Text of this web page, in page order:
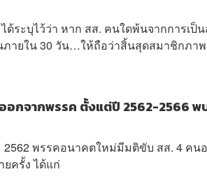
ระบุไว้ว่า หาก สส. คนใดพ้นจากการเ
ายใน 30 วัน…ให้ถือว่าสิ้นสุดสมาชิกภา
กจากพรรค ตั้งแต่ปี 2562-2566 พ
2562 พรรคอนาคตใหม่มีมติขับ สส. 4 ค
ครั้ง ได้แก่